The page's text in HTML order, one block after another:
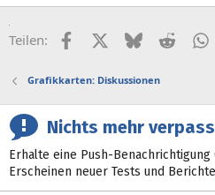
Teilen: FacebookX (Twitter)
BlueskyReddit
Grafikkarten: Diskussionen
Nichts mehr
Erhalte eine Push-
Erscheinen neuer Tests und